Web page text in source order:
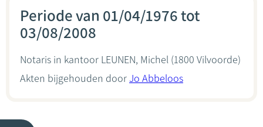
Periode van 01/04/1976 tot
03/08/2008
Notaris in kantoor LEUNEN, Michel (1800 Vilvoorde)
Akten bijgehouden door Jo Abbeloos